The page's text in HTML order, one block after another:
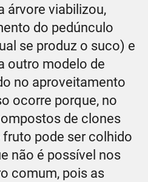
árvore viabilizou,
do pedúnculo
se produz o suco) e
outro modelo de
no aproveitamento
ocorre porque, no
de clones
pode ser colhido
não é possível nos
comum, pois as